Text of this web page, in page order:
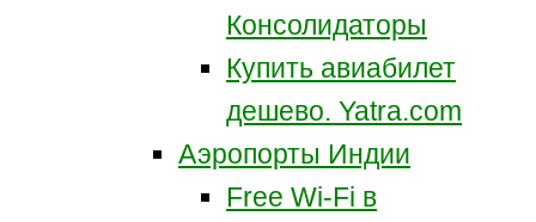
Консолидаторы
Купить авиабилет
дешево. Yatra.com
Аэропорты Индии
Free Wi-Fi в